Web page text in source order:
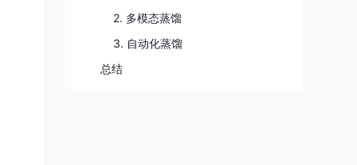
2. 多模态蒸馏
3. 自动化蒸馏
总结